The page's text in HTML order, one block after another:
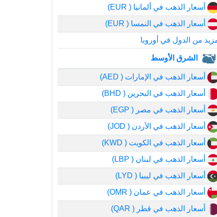
أسعار الذهب في ألمانيا ( EUR)
أسعار الذهب في النمسا ( EUR)
من الدول في أوروبا
الشرق الأوسط
أسعار الذهب في الإمارات ( AED)
أسعار الذهب في البحرين ( BHD)
أسعار الذهب في مصر ( EGP)
أسعار الذهب في الأردن ( JOD)
أسعار الذهب في الكويت ( KWD)
أسعار الذهب في لبنان ( LBP)
أسعار الذهب في ليبيا ( LYD)
أسعار الذهب في عمان ( OMR)
أسعار الذهب في قطر ( QAR)